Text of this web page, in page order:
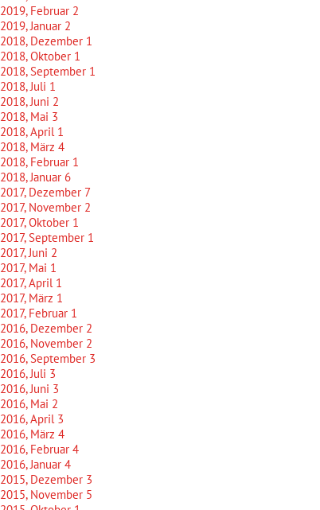
2019, Februar 2
2019, Januar 2
2018, Dezember 1
2018, Oktober 1
2018, September 1
2018, Juli 1
2018, Juni 2
2018, Mai 3
2018, April 1
2018, März 4
2018, Februar 1
2018, Januar 6
2017, Dezember 7
2017, November 2
2017, Oktober 1
2017, September 1
2017, Juni 2
2017, Mai 1
2017, April 1
2017, März 1
2017, Februar 1
2016, Dezember 2
2016, November 2
2016, September 3
2016, Juli 3
2016, Juni 3
2016, Mai 2
2016, April 3
2016, März 4
2016, Februar 4
2016, Januar 4
2015, Dezember 3
2015, November 5